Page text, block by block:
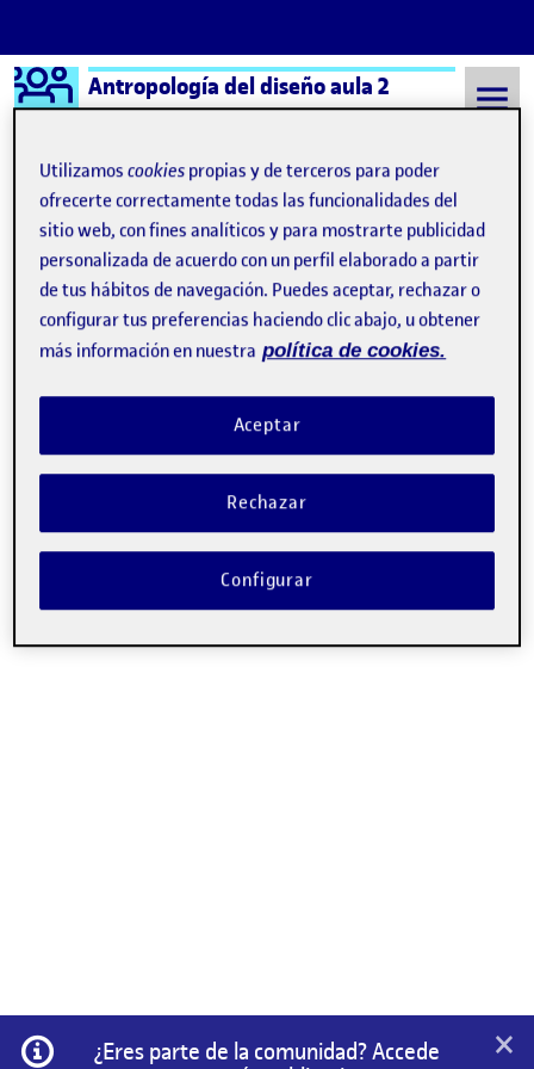
Saltar al contenido
Logo Ágora
Antropología del diseño aula 2
Semestre 20211 - Aula 2 Marta Regalón Martínez
Marta Regalón Martínez
Publicado por
Marta Regalón Martínez
Fecha de publicación
comentarioen Sin título
CONTRIBUTION
EN SIN TÍTULO
No hay comentarios.
Información
¿Eres parte de la comunidad? Accede
×
Utilizamoscookies propias y de terceros para poder
ofrecerte correctamente todas las funcionalidades del
sitio web, con fines analíticos y para mostrarte publicidad
personalizada de acuerdo con un perfil elaborado a partir
de tus hábitos de navegación. Puedes aceptar, rechazar o
configurar tus preferencias haciendo clic abajo, u obtener
más información en nuestra política de cookies.
Rechazar
Aceptar
Configurar